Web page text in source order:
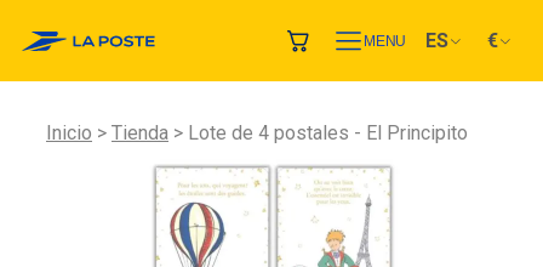
MENU ES €
Inicio Tienda Lote de 4 postales - El Principito